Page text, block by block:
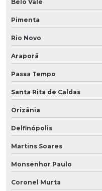
Belo Vale
Pimenta
Rio Novo
Araporã
Passa Tempo
Santa Rita de Caldas
Orizânia
Delfinópolis
Martins Soares
Monsenhor Paulo
Coronel Murta